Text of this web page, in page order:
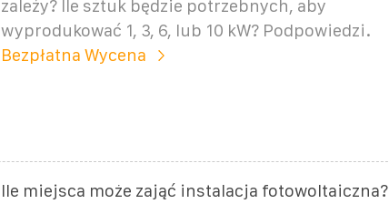
zależy? Ile sztuk będzie potrzebnych, aby
wyprodukować 1, 3, 6, lub 10 kW? Podpowiedzi.
Bezpłatna Wycena
Ile miejsca może zająć instalacja fotowoltaiczna?